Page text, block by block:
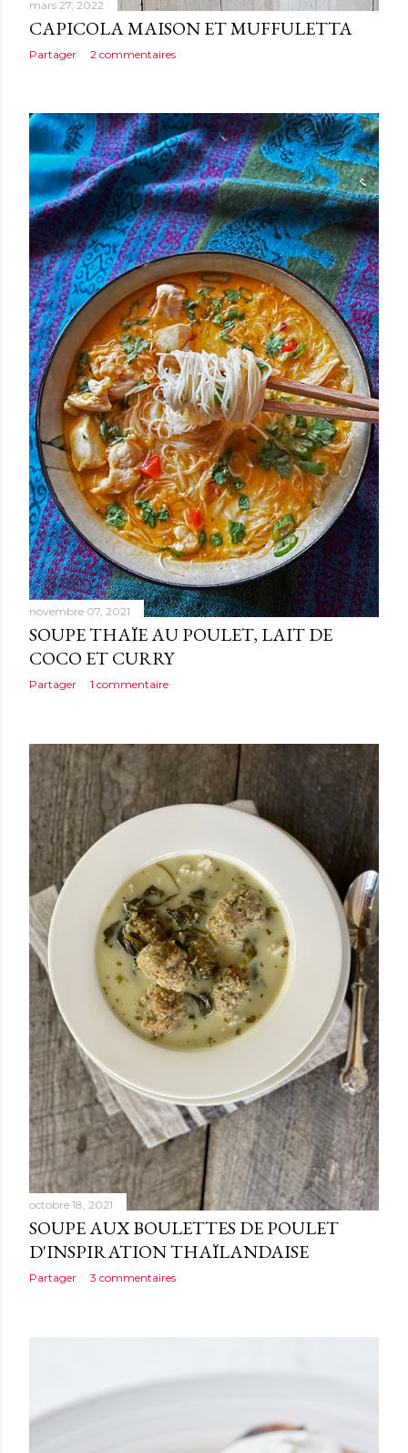
mars 27, 2022
CAPICOLA MAISON ET MUFFULETTA
Partager 2 commentaires
novembre 07, 2021
SOUPE THAÏE AU POULET, LAIT DE
COCO ET CURRY
Partager 1 commentaire
octobre 18, 2021
SOUPE AUX BOULETTES DE POULET
D'INSPIRATION THAÏLANDAISE
Partager 3 commentaires